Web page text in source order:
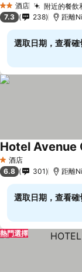
2 星級酒店 附近的餐飲
7.3 238 距離
選取日期，查看確
1 星級
酒店
Hotel Avenue
6.8 301 距離
選取日期，查看確
熱門選擇